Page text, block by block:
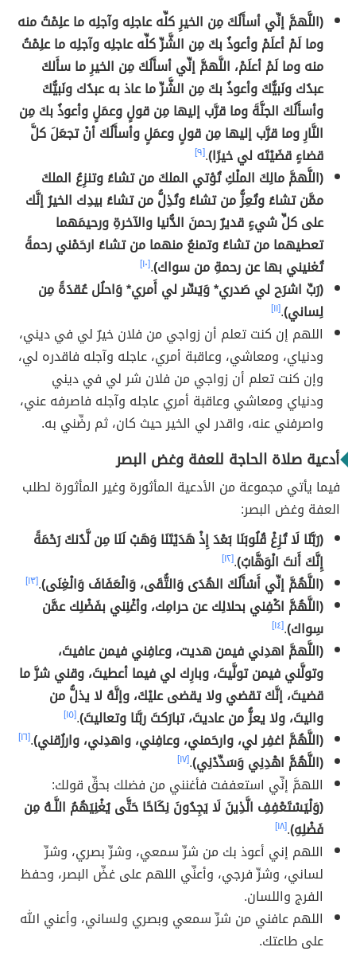
(اللَّهمَّ إنِّي أسأَلُكَ مِن الخيرِ كلِّه عاجلِه وآجلِه ما علِمْتُ منه
وما لَمْ أعلَمْ وأعوذُ بكَ مِن الشَّرِّ كلِّه عاجلِه وآجلِه ما علِمْتُ
منه وما لَمْ أعلَمْ، اللَّهمَّ إنِّي أسأَلُكَ مِن الخيرِ ما سأَلكَ
عبدُك ونَبيُّكَ وأعوذُ بكَ مِن الشَّرِّ ما عاذ به عبدُك ونَبيُّكَ
وأسأَلُكَ الجنَّةَ وما قرَّب إليها مِن قولٍ وعمَلٍ وأعوذُ بكَ مِن
النَّارِ وما قرَّب إليها مِن قولٍ وعمَلٍ وأسأَلُكَ أنْ تجعَلَ كلَّ
قضاءٍ قضَيْتَه لي خيرًا).[٩]
(اللَّهمَّ مالِكَ الملْكِ تُؤتي الملكَ من تشاءُ وتنزِعُ الملكَ
ممَّن تشاءُ وتُعِزُّ من تشاءُ وتُذِلُّ من تشاءُ بيدِك الخيرُ إنَّك
على كلِّ شيءٍ قديرٌ رحمنَ الدُّنيا والآخرةِ ورحيمَهما
تعطيهما من تشاءُ وتمنعُ منهما من تشاءُ ارحَمْني رحمةً
تُغنيني بها عن رحمةِ من سواك).[١٠]
(رَبِّ اشرَح لي صَدري* وَيَسِّر لي أَمري* وَاحلُل عُقدَةً مِن
لِساني).[١١]
اللهم إن كنت تعلم أن زواجي من فلان خيرٌ لي في ديني،
ودنياي، ومعاشي، وعاقبة أمري، عاجله وآجله فاقدره لي،
وإن كنت تعلم أن زواجي من فلان شر لي في ديني
ودنياي ومعاشي وعاقبة أمري عاجله وآجله فاصرفه عني،
واصرفني عنه، واقدر لي الخير حيث كان، ثم رضِّني به.
أدعية صلاة الحاجة للعفة وغض البصر
فيما يأتي مجموعة من الأدعية المأثورة وغير المأثورة لطلب
العفة وغض البصر:
(رَبَّنَا لَا تُزِغْ قُلُوبَنَا بَعْدَ إِذْ هَدَيْتَنَا وَهَبْ لَنَا مِن لَّدُنكَ رَحْمَةً
إِنَّكَ أَنتَ الْوَهَّابُ).[١٢]
(اللَّهُمَّ إنِّي أَسْأَلُكَ الهُدَى وَالتُّقَى، وَالْعَفَافَ وَالْغِنَى).[١٣]
(اللَّهُمَّ اكْفِني بحلالِك عن حرامِك، وأغْنِني بفَضْلِك عمَّن
سِواك).[١٤]
(اللَّهمَّ اهدِني فيمن هديت، وعافِني فيمن عافيتَ،
وتولَّني فيمن تولَّيتَ، وبارِك لي فيما أعطيتَ، وقني شرَّ ما
قضيتَ، إنَّكَ تقضي ولا يقضى عليْكَ، وإنَّهُ لا يذلُّ من
واليتَ، ولا يعزُّ من عاديتَ، تبارَكتَ ربَّنا وتعاليتَ).[١٥]
(اللَّهُمَّ اغفِر لي، وارحَمني، وعافِني، واهدِني، وارزُقني).[١٦]
(اللَّهُمَّ اهْدِنِي وَسَدِّدْنِي).[١٧]
اللهمَّ إنِّي استعففت فأغنني من فضلك بحقِّ قولك:
(وَلْيَسْتَعْفِفِ الَّذِينَ لَا يَجِدُونَ نِكَاحًا حَتَّى يُغْنِيَهُمُ اللَّـهُ مِن
فَضْلِهِ).[١٨]
اللهم إني أعوذ بك من شرِّ سمعي، وشرِّ بصري، وشرِّ
لساني، وشرِّ فرجي، وأعنِّي اللهم على غضِّ البصر، وحفظ
الفرج واللسان.
اللهم عافني من شرِّ سمعي وبصري ولساني، وأعني الله
على طاعتك.